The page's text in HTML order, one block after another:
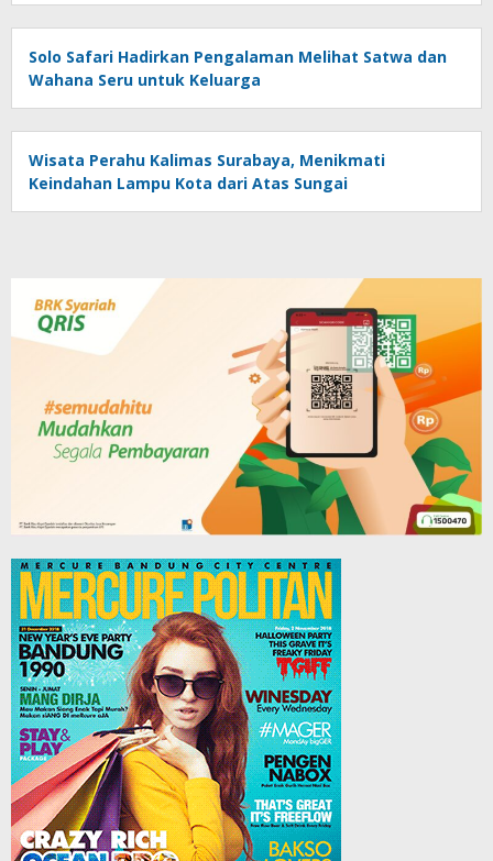
Solo Safari Hadirkan Pengalaman Melihat Satwa dan
Wahana Seru untuk Keluarga
Wisata Perahu Kalimas Surabaya, Menikmati
Keindahan Lampu Kota dari Atas Sungai